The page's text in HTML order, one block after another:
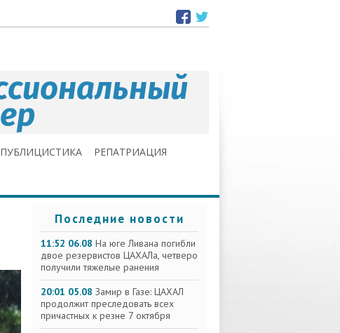
ПУБЛИЦИСТИКА РЕПАТРИАЦИЯ
Последние новости
11:52 06.08 На юге Ливана погибли
двое резервистов ЦАХАЛа, четверо
получили тяжелые ранения
20:01 05.08 Замир в Газе: ЦАХАЛ
продолжит преследовать всех
причастных к резне 7 октября